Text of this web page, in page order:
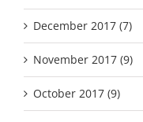
December 2017 (7)
November 2017 (9)
October 2017 (9)